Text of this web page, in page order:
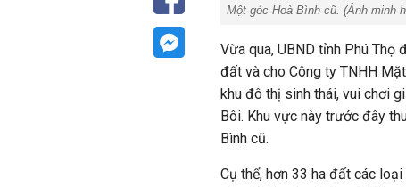
Một góc Hoà Bình cũ. (Ảnh minh
Vừa qua, UBND tỉnh Phú
đất và cho Công ty TNHH
khu đô thị sinh thái, vui chơi
Bôi. Khu vực này trước đây
Bình cũ.
Cụ thể, hơn 33 ha đất các